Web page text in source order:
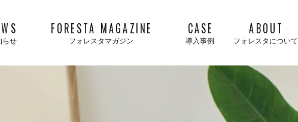
らせ
FORESTA MAGAZINE
フォレスタマガジン
CASE
導入事例
ABOUT
フォレスタについて